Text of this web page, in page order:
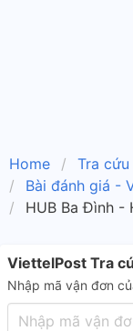
Home
Tra
Bài đánh giá -
HUB Ba Đình -
ViettelPost Tra
Nhập mã vận đơn